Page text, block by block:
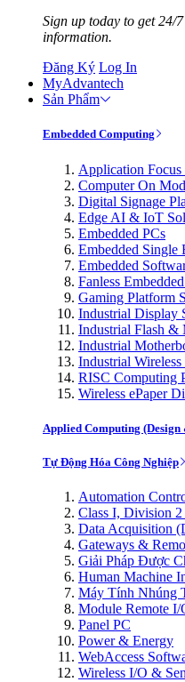
Sign up today to get 24/
information.
Đăng Ký Log In
MyAdvantech
Sản Phẩm
Embedded Computing
Application Focus
Computer On
Digital Signage
Edge AI & IoT
Embedded PCs
Embedded Single
Embedded
Fanless
Gaming Platform
Industrial Display
Industrial Flash &
Industrial
Industrial
RISC Computing
Wireless ePaper
Applied Computing
Tự Động Hóa Công Nghiệp
Automation
Class I, Division 2
Data Acquisition
Gateways &
Giải Pháp Được
Human Machine
Máy Tính Nhúng
Module Remote I/
Panel PC
Power & Energy
WebAccess
Wireless I/O &